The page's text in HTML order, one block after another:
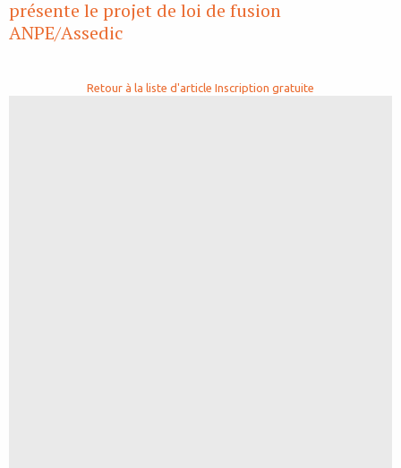
présente le projet de loi de fusion
ANPE/Assedic
Retour à la liste d'article Inscription gratuite